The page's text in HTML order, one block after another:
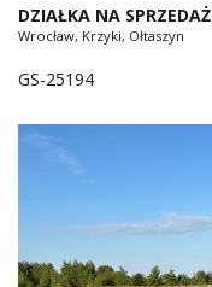
DZIAŁKA NA SPRZEDAŻ
Wrocław, Krzyki, Ołtaszyn
GS-25194